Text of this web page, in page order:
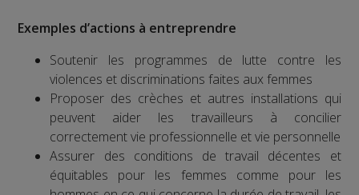
Exemples d’actions à entreprendre
Soutenir les programmes de lutte contre les
violences et discriminations faites aux femmes
Proposer des crèches et autres installations qui
peuvent aider les travailleurs à concilier
correctement vie professionnelle et vie personnelle
Assurer des conditions de travail décentes et
équitables pour les femmes comme pour les